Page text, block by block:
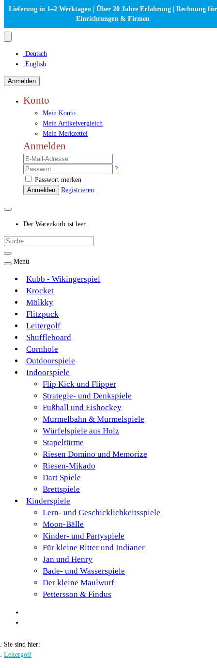
Deutsch
English
Anmelden
Konto
Mein Konto
Mein Artikelvergleich
Mein Merkzettel
Anmelden
?
Passwort merken
Anmelden
Registrieren
Der Warenkorb ist leer.
Menü
Kubb - Wikingerspiel
Krocket
Mölkky
Flitzpuck
Leitergolf
Shuffleboard
Cornhole
Outdoorspiele
Indoorspiele
Flip Kick und Flipper
Strategie- und Denkspiele
Fußball und Eishockey
Murmelbahn & Murmelspiele
Würfelspiele aus Holz
Stapeltürme
Riesen Domino und Memorize
Riesen-Mikado
Dart Spiele
Brettspiele
Kinderspiele
Lern- und Geschicklichkeitsspiele
Moon-Bälle
Kinder- und Partyspiele
Für kleine Ritter und Indianer
Jan und Henry
Bade- und Wasserspiele
Der kleine Maulwurf
Pettersson & Findus
Sie sind hier:
Leitergolf
Lieferung in 1–2 Werktagen | Über 20 Jahre Erfahrung | Rechnung für
Einrichtungen & Firmen